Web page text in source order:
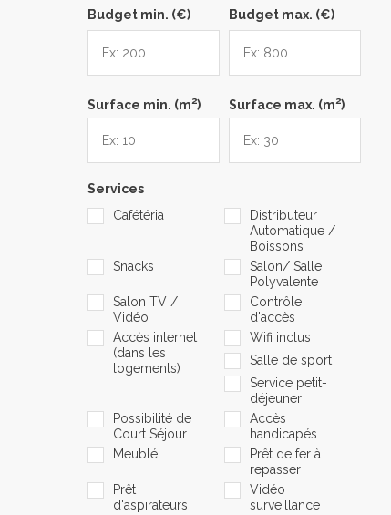
Budget min. (€) Budget max. (€)
Surface min. (m2) Surface max. (m2)
Services
Cafétéria
Distributeur
Automatique /
Boissons
Snacks
Salon/ Salle
Polyvalente
Salon TV /
Vidéo
Contrôle
d'accès
Accès internet
(dans les
logements)
Wifi inclus
Salle de sport
Service petit-
déjeuner
Possibilité de
Court Séjour
Accès
handicapés
Meublé
Prêt de fer à
repasser
Prêt
d'aspirateurs
Vidéo
surveillance